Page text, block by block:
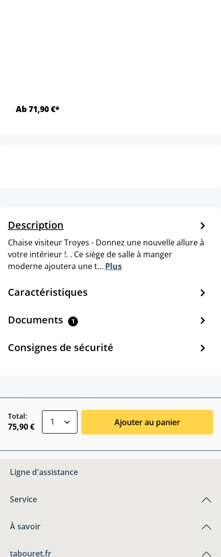
Ab 71,90 €*
Description
Chaise visiteur Troyes - Donnez une nouvelle allure à
votre intérieur !. . Ce siège de salle à manger
moderne ajoutera une t… Plus
Caractéristiques
Documents 1
Consignes de sécurité
Total:
75,90 € Ajouter au panier
Ligne d'assistance
Service
À savoir
tabouret.fr